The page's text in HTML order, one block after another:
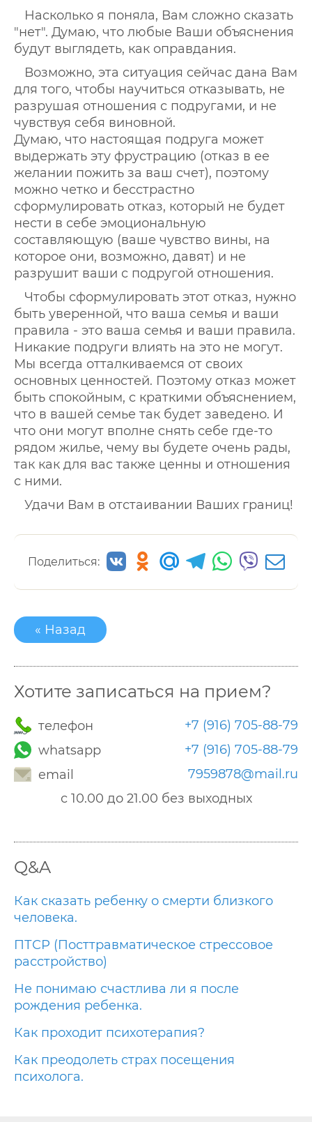
Насколько я поняла, Вам сложно сказать
"нет". Думаю, что любые Ваши объяснения
будут выглядеть, как оправдания.
Возможно, эта ситуация сейчас дана Вам
для того, чтобы научиться отказывать, не
разрушая отношения с подругами, и не
чувствуя себя виновной.
Думаю, что настоящая подруга может
выдержать эту фрустрацию (отказ в ее
желании пожить за ваш счет), поэтому
можно четко и бесстрастно
сформулировать отказ, который не будет
нести в себе эмоциональную
составляющую (ваше чувство вины, на
которое они, возможно, давят) и не
разрушит ваши с подругой отношения.
Чтобы сформулировать этот отказ, нужно
быть уверенной, что ваша семья и ваши
правила - это ваша семья и ваши правила.
Никакие подруги влиять на это не могут.
Мы всегда отталкиваемся от своих
основных ценностей. Поэтому отказ может
быть спокойным, с краткими объяснением,
что в вашей семье так будет заведено. И
что они могут вполне снять себе где-то
рядом жилье, чему вы будете очень рады,
так как для вас также ценны и отношения
с ними.
Удачи Вам в отстаивании Ваших границ!
Поделиться:
« Назад
Хотите записаться на прием?
телефон
+7 (916) 705-88-79
whatsapp
+7 (916) 705-88-79
email
7959878@mail.ru
с 10.00 до 21.00 без выходных
Q&A
Как сказать ребенку о смерти близкого
человека.
ПТСР (Посттравматическое стрессовое
расстройство)
Не понимаю счастлива ли я после
рождения ребенка.
Как проходит психотерапия?
Как преодолеть страх посещения
психолога.